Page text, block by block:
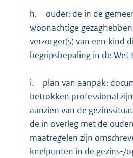
h.
ouder: de in de
woonachtige
verzorger(s) van een kind
begripsbepaling in de Wet
i.
plan van aanpak:
betrokken professional
aanzien van de
de in overleg met de
maatregelen zijn
knelpunten in de gezins-/